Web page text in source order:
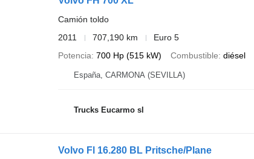
Camión toldo
2011
707,190 km
Euro 5
Potencia 700 Hp (515 kW) Combustible diésel
España, CARMONA (SEVILLA)
Trucks Eucarmo sl
Volvo Fl 16.280 BL Pritsche/Plane